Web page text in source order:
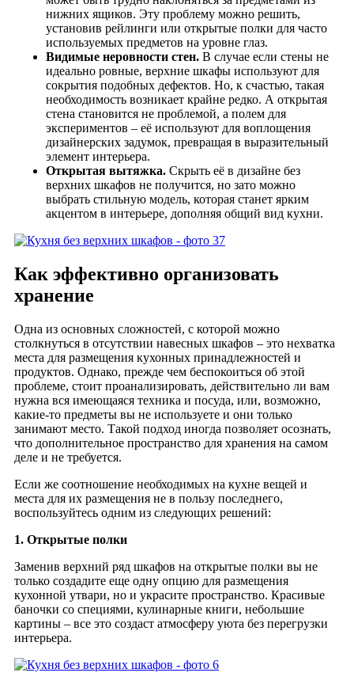
нижних ящиков. Эту проблему можно решить,
установив рейлинги или открытые полки для часто
используемых предметов на уровне глаз.
Видимые неровности стен. В случае если стены не
идеально ровные, верхние шкафы используют для
сокрытия подобных дефектов. Но, к счастью, такая
необходимость возникает крайне редко. А открытая
стена становится не проблемой, а полем для
экспериментов – её используют для воплощения
дизайнерских задумок, превращая в выразительный
элемент интерьера.
Открытая вытяжка. Скрыть её в дизайне без
верхних шкафов не получится, но зато можно
выбрать стильную модель, которая станет ярким
акцентом в интерьере, дополняя общий вид кухни.
Как эффективно организовать
хранение
Одна из основных сложностей, с которой можно
столкнуться в отсутствии навесных шкафов – это нехватка
места для размещения кухонных принадлежностей и
продуктов. Однако, прежде чем беспокоиться об этой
проблеме, стоит проанализировать, действительно ли вам
нужна вся имеющаяся техника и посуда, или, возможно,
какие-то предметы вы не используете и они только
занимают место. Такой подход иногда позволяет осознать,
что дополнительное пространство для хранения на самом
деле и не требуется.
Если же соотношение необходимых на кухне вещей и
места для их размещения не в пользу последнего,
воспользуйтесь одним из следующих решений:
1. Открытые полки
Заменив верхний ряд шкафов на открытые полки вы не
только создадите еще одну опцию для размещения
кухонной утвари, но и украсите пространство. Красивые
баночки со специями, кулинарные книги, небольшие
картины – все это создаст атмосферу уюта без перегрузки
интерьера.